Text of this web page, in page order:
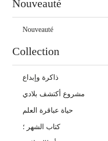
Nouveauté
Nouveauté
Collection
ذاكرة وإبداع
مشروع أكتشف بلادي
حياة عباقرة العلم
كتاب الشهر‏ ؛